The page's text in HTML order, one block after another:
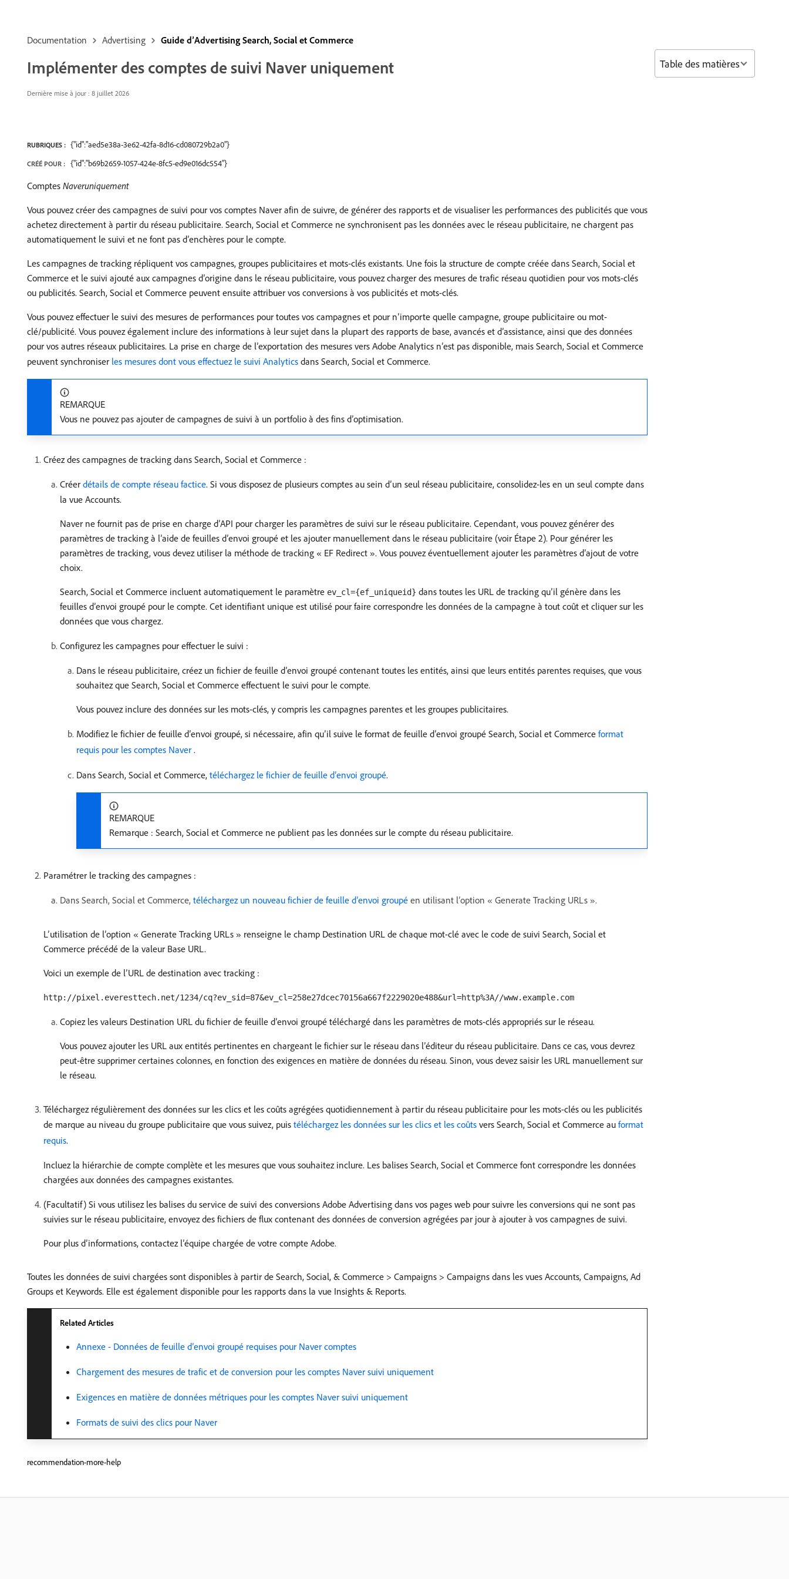
Documentation Advertising Guide d’Advertising Search, Social et Commerce
Implémenter des comptes de suivi Naver uniquement
Dernière mise à jour : 8 juillet 2026
RUBRIQUES : {"id":"aed5e38a-3e62-42fa-8d16-cd080729b2a0"}
CRÉÉ POUR : {"id":"b69b2659-1057-424e-8fc5-ed9e016dc554"}
Comptes Naveruniquement
Vous pouvez créer des campagnes de suivi pour vos comptes Naver afin de suivre, de générer des rapports et de visualiser les performances des publicités que vous
achetez directement à partir du réseau publicitaire. Search, Social et Commerce ne synchronisent pas les données avec le réseau publicitaire, ne chargent pas
automatiquement le suivi et ne font pas d’enchères pour le compte.
Les campagnes de tracking répliquent vos campagnes, groupes publicitaires et mots-clés existants. Une fois la structure de compte créée dans Search, Social et
Commerce et le suivi ajouté aux campagnes d’origine dans le réseau publicitaire, vous pouvez charger des mesures de trafic réseau quotidien pour vos mots-clés
ou publicités. Search, Social et Commerce peuvent ensuite attribuer vos conversions à vos publicités et mots-clés.
Vous pouvez effectuer le suivi des mesures de performances pour toutes vos campagnes et pour n’importe quelle campagne, groupe publicitaire ou mot-
clé/publicité. Vous pouvez également inclure des informations à leur sujet dans la plupart des rapports de base, avancés et d’assistance, ainsi que des données
pour vos autres réseaux publicitaires. La prise en charge de l’exportation des mesures vers Adobe Analytics n’est pas disponible, mais Search, Social et Commerce
peuvent synchroniser les mesures dont vous effectuez le suivi Analytics dans Search, Social et Commerce.
REMARQUE
Vous ne pouvez pas ajouter de campagnes de suivi à un portfolio à des fins d’optimisation.
Créez des campagnes de tracking dans Search, Social et Commerce :
Créer détails de compte réseau factice. Si vous disposez de plusieurs comptes au sein d’un seul réseau publicitaire, consolidez-les en un seul compte dans
la vue Accounts.
Naver ne fournit pas de prise en charge d’API pour charger les paramètres de suivi sur le réseau publicitaire. Cependant, vous pouvez générer des
paramètres de tracking à l’aide de feuilles d’envoi groupé et les ajouter manuellement dans le réseau publicitaire (voir Étape 2). Pour générer les
paramètres de tracking, vous devez utiliser la méthode de tracking « EF Redirect ». Vous pouvez éventuellement ajouter les paramètres d’ajout de votre
choix.
Search, Social et Commerce incluent automatiquement le paramètre ev_cl={ef_uniqueid} dans toutes les URL de tracking qu’il génère dans les
feuilles d’envoi groupé pour le compte. Cet identifiant unique est utilisé pour faire correspondre les données de la campagne à tout coût et cliquer sur les
données que vous chargez.
Configurez les campagnes pour effectuer le suivi :
Dans le réseau publicitaire, créez un fichier de feuille d’envoi groupé contenant toutes les entités, ainsi que leurs entités parentes requises, que vous
souhaitez que Search, Social et Commerce effectuent le suivi pour le compte.
Vous pouvez inclure des données sur les mots-clés, y compris les campagnes parentes et les groupes publicitaires.
Modifiez le fichier de feuille d’envoi groupé, si nécessaire, afin qu’il suive le format de feuille d’envoi groupé Search, Social et Commerce format
requis pour les comptes Naver ​ .
Dans Search, Social et Commerce, téléchargez le fichier de feuille d’envoi groupé.
REMARQUE
Remarque : Search, Social et Commerce ne publient pas les données sur le compte du réseau publicitaire.
Paramétrer le tracking des campagnes :
Dans Search, Social et Commerce, téléchargez un nouveau fichier de feuille d’envoi groupé en utilisant l’option « Generate Tracking URLs ».
L’utilisation de l’option « Generate Tracking URLs » renseigne le champ Destination URL de chaque mot-clé avec le code de suivi Search, Social et
Commerce précédé de la valeur Base URL.
Voici un exemple de l’URL de destination avec tracking :
http://pixel.everesttech.net/1234/cq?ev_sid=87&ev_cl=258e27dcec70156a667f2229020e488&url=http%3A//www.example.com
Copiez les valeurs Destination URL du fichier de feuille d’envoi groupé téléchargé dans les paramètres de mots-clés appropriés sur le réseau.
Vous pouvez ajouter les URL aux entités pertinentes en chargeant le fichier sur le réseau dans l’éditeur du réseau publicitaire. Dans ce cas, vous devrez
peut-être supprimer certaines colonnes, en fonction des exigences en matière de données du réseau. Sinon, vous devez saisir les URL manuellement sur
le réseau.
Téléchargez régulièrement des données sur les clics et les coûts agrégées quotidiennement à partir du réseau publicitaire pour les mots-clés ou les publicités
de marque au niveau du groupe publicitaire que vous suivez, puis téléchargez les données sur les clics et les coûts vers Search, Social et Commerce au format
requis.
Incluez la hiérarchie de compte complète et les mesures que vous souhaitez inclure. Les balises Search, Social et Commerce font correspondre les données
chargées aux données des campagnes existantes.
(Facultatif) Si vous utilisez les balises du service de suivi des conversions Adobe Advertising dans vos pages web pour suivre les conversions qui ne sont pas
suivies sur le réseau publicitaire, envoyez des fichiers de flux contenant des données de conversion agrégées par jour à ajouter à vos campagnes de suivi.
Pour plus d’informations, contactez l’équipe chargée de votre compte Adobe.
Toutes les données de suivi chargées sont disponibles à partir de Search, Social, & Commerce > Campaigns > Campaigns dans les vues Accounts, Campaigns, Ad
Groups et Keywords. Elle est également disponible pour les rapports dans la vue Insights & Reports.
Related Articles
Annexe - Données de feuille d’envoi groupé requises pour Naver comptes
Chargement des mesures de trafic et de conversion pour les comptes Naver suivi uniquement
Exigences en matière de données métriques pour les comptes Naver suivi uniquement
Formats de suivi des clics pour Naver
recommendation-more-help
Table des matières